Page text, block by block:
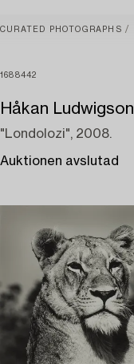
CURATED PHOTOGRAPHS
1688442
Håkan Ludwigson
"Londolozi", 2008.
Auktionen avslutad